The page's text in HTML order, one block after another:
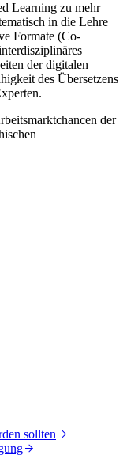
Learning zu mehr
in die Lehre
Formate (Co-
der digitalen
des Übersetzens
der
sollten